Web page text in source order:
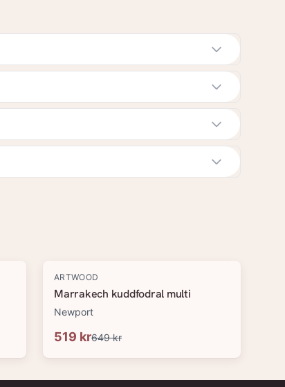
-20%
ARTWOOD
Marrakech kuddfodral multi
Newport
519 kr649 kr